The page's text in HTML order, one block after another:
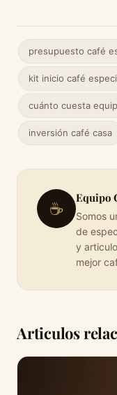
presupuesto café
kit inicio café
cuánto cuesta
inversión café casa
☕
Equipo
Somos
de
y
mejor
Articulos